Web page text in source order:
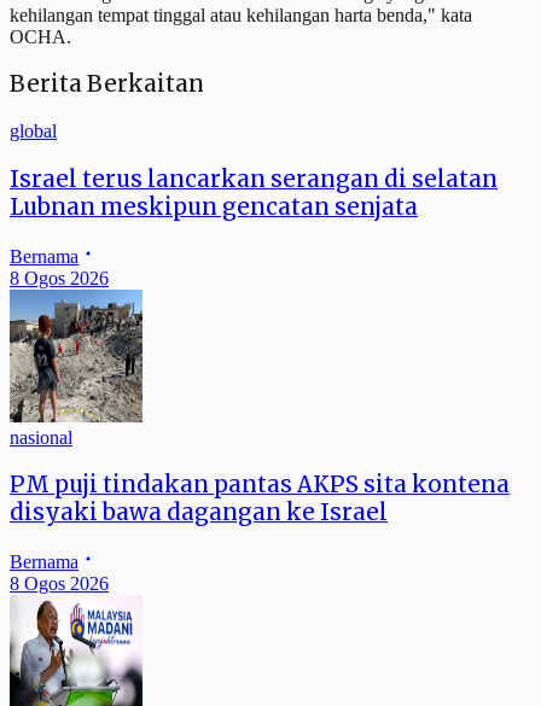
kehilangan tempat tinggal atau kehilangan harta benda," kata
OCHA.
Berita Berkaitan
global
Israel terus lancarkan serangan di selatan
Lubnan meskipun gencatan senjata
Bernama
8 Ogos 2026
nasional
PM puji tindakan pantas AKPS sita kontena
disyaki bawa dagangan ke Israel
Bernama
8 Ogos 2026